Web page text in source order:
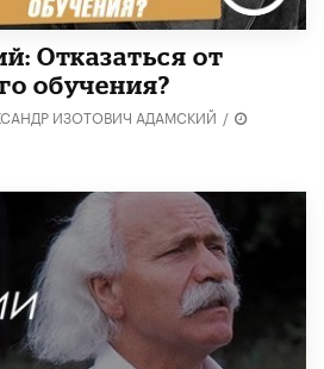
Отказаться от
обучения?
ИЗОТОВИЧ АДАМСКИЙ /